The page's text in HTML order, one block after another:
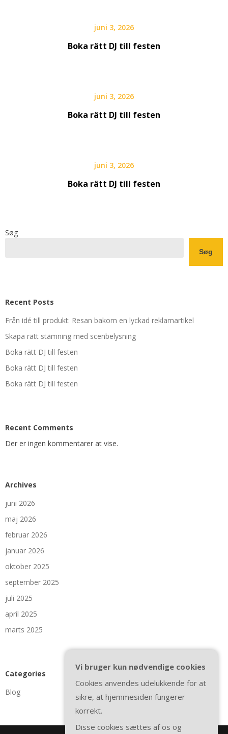
juni 3, 2026
Boka rätt DJ till festen
juni 3, 2026
Boka rätt DJ till festen
juni 3, 2026
Boka rätt DJ till festen
Søg
Søg
Recent Posts
Från idé till produkt: Resan bakom en lyckad reklamartikel
Skapa rätt stämning med scenbelysning
Boka rätt DJ till festen
Boka rätt DJ till festen
Boka rätt DJ till festen
Recent Comments
Der er ingen kommentarer at vise.
Archives
juni 2026
maj 2026
februar 2026
januar 2026
oktober 2025
september 2025
juli 2025
april 2025
marts 2025
Categories
Blog
Vi bruger kun nødvendige cookies
Cookies anvendes udelukkende for at
sikre, at hjemmesiden fungerer
korrekt.
Disse cookies sættes af os og